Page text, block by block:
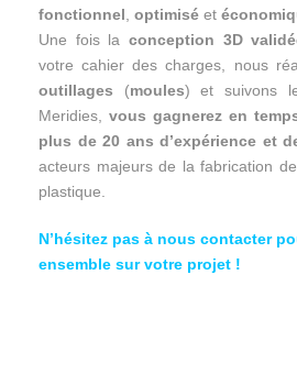
fonctionnel, optimisé et
Une fois la conception 3D
votre cahier des charges, nous
outillages (moules) et suivons
Meridies, vous gagnerez en
plus de 20 ans d’expérience et
acteurs majeurs de la fabrication
plastique.
N’hésitez pas à nous contacter
ensemble sur votre projet !